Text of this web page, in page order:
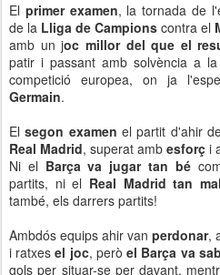
El primer examen, la tornada de
de la Lliga de Campions contra el
amb un joc millor del que el
patir i passant amb solvència a
competició europea, on ja
Germain.
Elsegon examen el partit d'ahir
Real Madrid, superat amb esforç i
Ni el Barça va jugar tan bé
partits, ni el Real Madrid tan
també, els darrers partits!
Ambdós equips ahir van perdonar,
i ratxesel joc, però el Barça va
gols per situar-se per davant,